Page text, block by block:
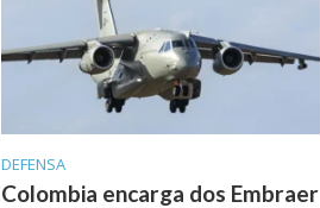
DEFENSA
Colombia encarga dos Embraer